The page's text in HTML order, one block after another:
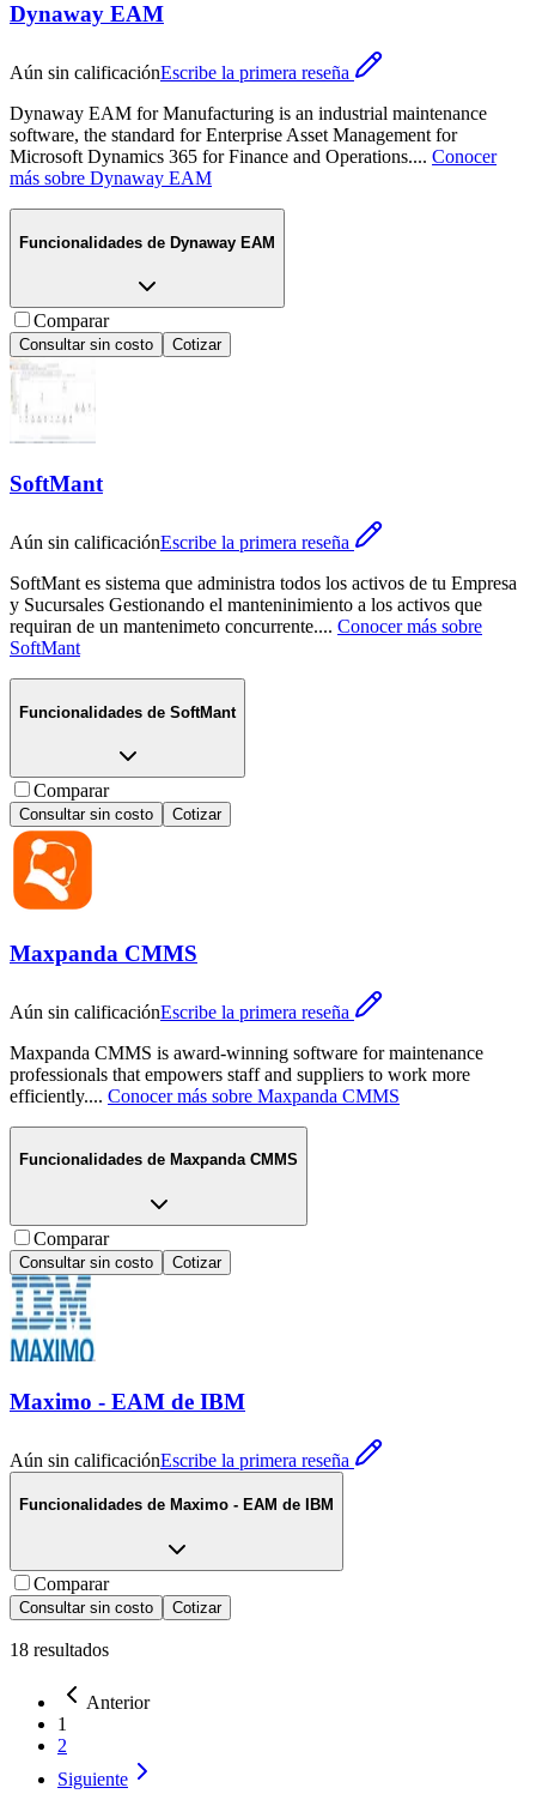
Dynaway EAM
Aún sin calificaciónEscribe la primera reseña
Dynaway EAM for Manufacturing is an industrial maintenance
software, the standard for Enterprise Asset Management for
Microsoft Dynamics 365 for Finance and Operations.... Conocer
más sobre Dynaway EAM
Funcionalidades de Dynaway EAM
Comparar
Consultar sin costo Cotizar
SoftMant
Aún sin calificaciónEscribe la primera reseña
SoftMant es sistema que administra todos los activos de tu Empresa
y Sucursales Gestionando el manteninimiento a los activos que
requiran de un mantenimeto concurrente.... Conocer más sobre
SoftMant
Funcionalidades de SoftMant
Comparar
Consultar sin costo Cotizar
Maxpanda CMMS
Aún sin calificaciónEscribe la primera reseña
Maxpanda CMMS is award-winning software for maintenance
professionals that empowers staff and suppliers to work more
efficiently.... Conocer más sobre Maxpanda CMMS
Funcionalidades de Maxpanda CMMS
Comparar
Consultar sin costo Cotizar
Maximo - EAM de IBM
Aún sin calificaciónEscribe la primera reseña
Funcionalidades de Maximo - EAM de IBM
Comparar
Consultar sin costo Cotizar
18 resultados
Anterior
1
2
Siguiente